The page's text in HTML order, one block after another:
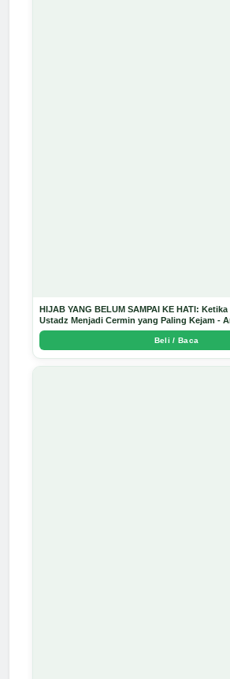
HIJAB YANG BELUM SAMPAI KE HATI:
Ustadz Menjadi Cermin yang Paling Kejam -
Beli / Baca